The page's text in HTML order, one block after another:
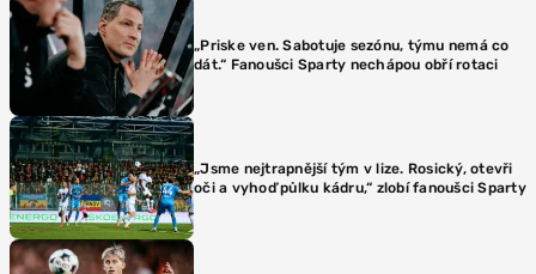
„Priske ven. Sabotuje sezónu, týmu nemá co
dát.“ Fanoušci Sparty nechápou obří rotaci
„Jsme nejtrapnější tým v lize. Rosický, otevři
oči a vyhoď půlku kádru,“ zlobí fanoušci Sparty